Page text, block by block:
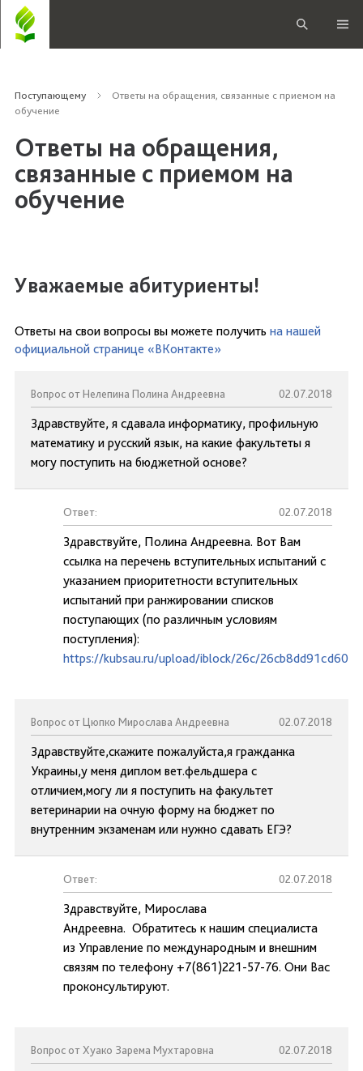
Поступающему
Ответы на обращения, связанные с приемом на
обучение
Ответы на обращения,
связанные с приемом на
обучение
Уважаемые абитуриенты!
Ответы на свои вопросы вы можете получить на нашей
официальной странице «ВКонтакте»
Вопрос от Нелепина Полина Андреевна 02.07.2018
Здравствуйте, я сдавала информатику, профильную
математику и русский язык, на какие факультеты я
могу поступить на бюджетной основе?
Ответ: 02.07.2018
Здравствуйте, Полина Андреевна. Вот Вам
ссылка на перечень вступительных испытаний с
указанием приоритетности вступительных
испытаний при ранжировании списков
поступающих (по различным условиям
поступления):
https://kubsau.ru/upload/iblock/26c/
Вопрос от Цюпко Мирослава Андреевна 02.07.2018
Здравствуйте,скажите пожалуйста,я гражданка
Украины,у меня диплом вет.фельдшера с
отличием,могу ли я поступить на факультет
ветеринарии на очную форму на бюджет по
внутренним экзаменам или нужно сдавать ЕГЭ?
Ответ: 02.07.2018
Здравствуйте, Мирослава
Андреевна. Обратитесь к нашим специалиста
из Управление по международным и внешним
связям по телефону +7(861)221-57-76. Они Вас
проконсультируют.
Вопрос от Хуако Зарема Мухтаровна 02.07.2018